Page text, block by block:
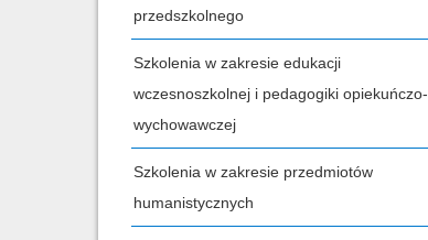
przedszkolnego
Szkolenia w zakresie edukacji
wczesnoszkolnej i pedagogiki opiekuńczo-
wychowawczej
Szkolenia w zakresie przedmiotów
humanistycznych